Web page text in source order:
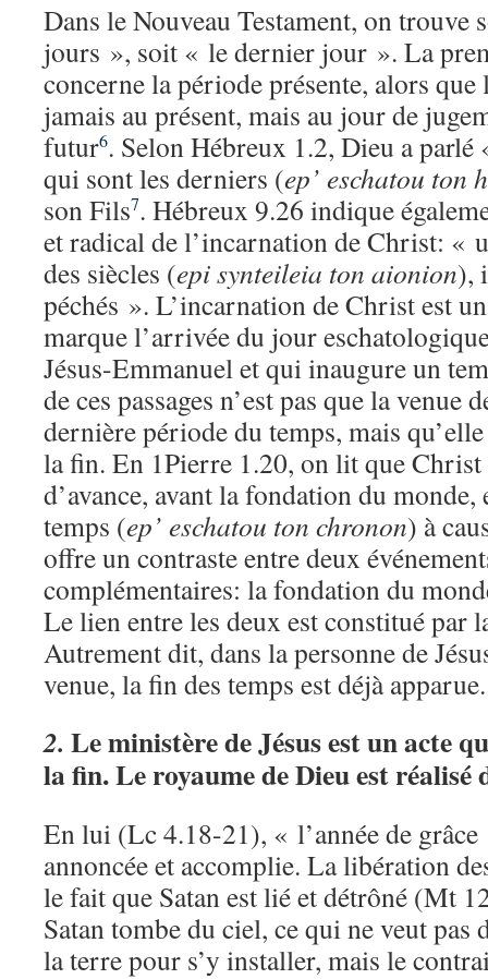
Dans le Nouveau Testament, on trouve
jours », soit « le dernier jour ». La
concerne la période présente, alors que
jamais au présent, mais au jour de
futur6. Selon Hébreux 1.2, Dieu a parlé
qui sont les derniers (ep’ eschatou ton
son Fils7. Hébreux 9.26 indique
et radical de l’incarnation de Christ: «
des siècles (epi synteileia ton aionion),
péchés ». L’incarnation de Christ est
marque l’arrivée du jour
Jésus-Emmanuel et qui inaugure un
de ces passages n’est pas que la venue
dernière période du temps, mais
la fin. En 1Pierre 1.20, on lit que Christ
d’avance, avant la fondation du
temps (ep’ eschatou ton chronon) à
offre un contraste entre deux
complémentaires: la fondation du
Le lien entre les deux est constitué par
Autrement dit, dans la personne de
venue, la fin des temps est déjà apparue.
2. Le ministère de Jésus est un acte
la fin. Le royaume de Dieu est réalisé
En lui (Lc 4.18-21), « l’année de grâce
annoncée et accomplie. La libération
le fait que Satan est lié et détrôné (Mt
Satan tombe du ciel, ce qui ne veut pas
la terre pour s’y installer, mais le